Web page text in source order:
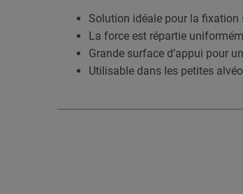
Solution idéale pour la fixation
La force est répartie
Grande surface d’appui pour
Utilisable dans les petites